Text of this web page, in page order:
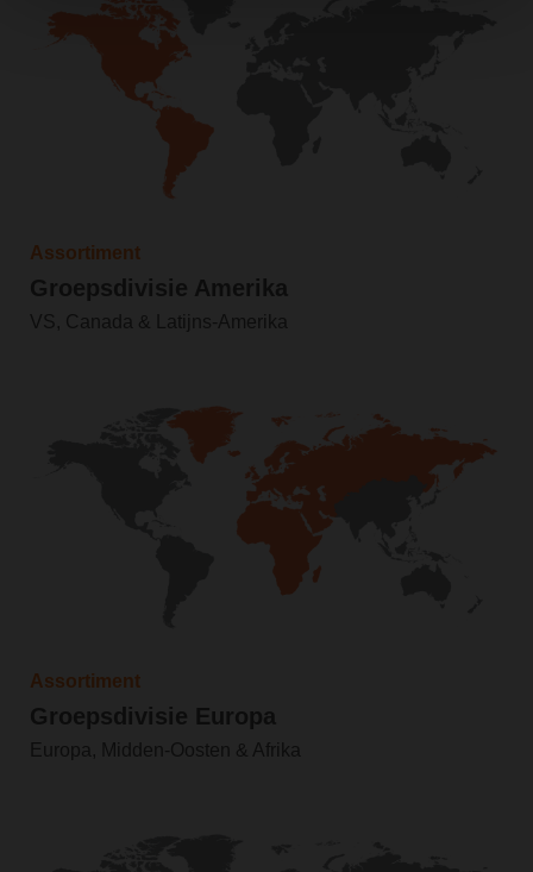
Assortiment
Groepsdivisie Amerika
VS, Canada & Latijns-Amerika
Assortiment
Groepsdivisie Europa
Europa, Midden-Oosten & Afrika